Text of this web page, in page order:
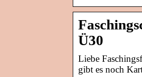
Ü30
Liebe
gibt es noch